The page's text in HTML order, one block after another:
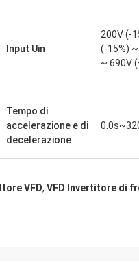
Input Uin
200V (-
(-15%)
~ 690V
Tempo di
accelerazione e di
decelerazione
VFD, VFD Invertitore di